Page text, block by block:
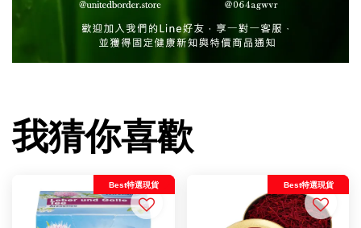
我猜你喜歡
Best特選現貨 Best特選現貨